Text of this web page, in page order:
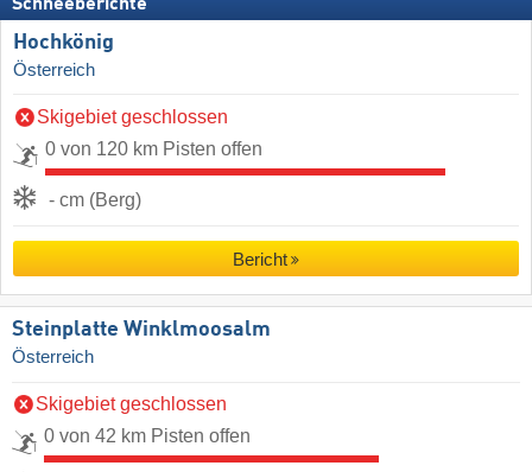
Schneeberichte
Hochkönig
Österreich
Skigebiet geschlossen
0 von 120 km Pisten offen
- cm (Berg)
Bericht
Steinplatte Winklmoosalm
Österreich
Skigebiet geschlossen
0 von 42 km Pisten offen